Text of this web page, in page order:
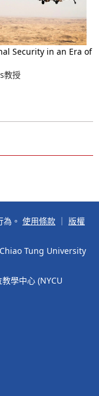
Security in an Era of
教授
。 使用條款
版權
Tung University
學中心 (NYCU